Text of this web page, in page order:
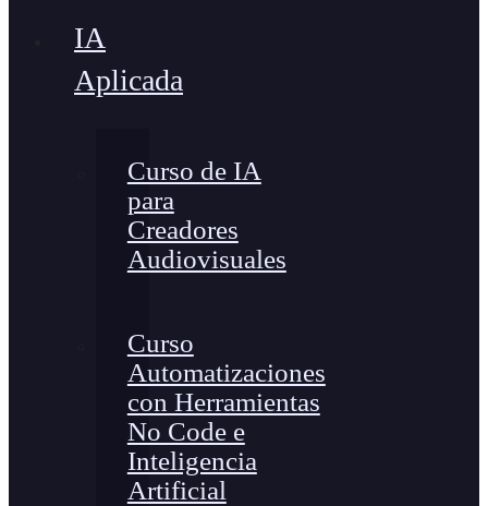
IA
Aplicada
Curso de IA
para
Creadores
Audiovisuales
Curso
Automatizaciones
con Herramientas
No Code e
Inteligencia
Artificial